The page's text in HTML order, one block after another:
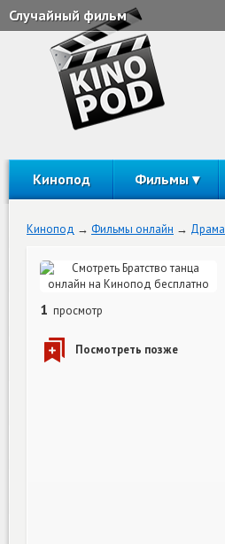
Случайный фильм
Кинопод Фильмы
Кинопод Фильмы онлайн Драма
1 просмотр